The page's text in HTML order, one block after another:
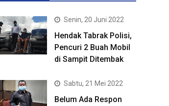
Senin, 20 Juni 2022
Hendak Tabrak Polisi,
Pencuri 2 Buah Mobil
di Sampit Ditembak
Sabtu, 21 Mei 2022
Belum Ada Respon